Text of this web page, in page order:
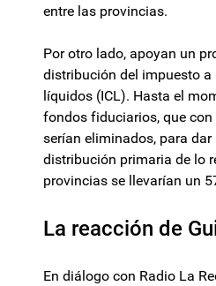
entre las provincias.
Por otro lado, apoyan un
distribución del impuesto
líquidos (ICL). Hasta el
fondos fiduciarios, que
serían eliminados, para
distribución primaria de lo
provincias se llevarían un
La reacción de
En diálogo con Radio La